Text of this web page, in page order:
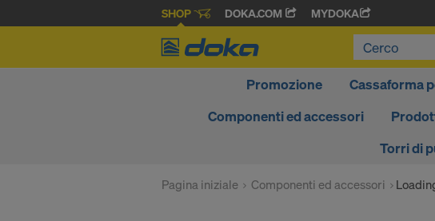
SHOP DOKA.COM MYDOKA
Promozione Cassaforma
Componenti ed accessori
Torri di
Pagina iniziale Componenti ed accessori